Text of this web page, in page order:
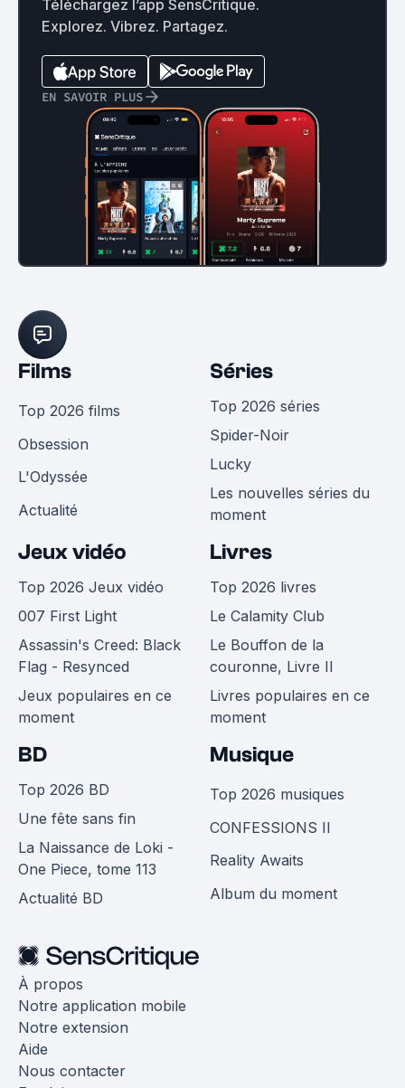
Téléchargez l’app SensCritique.
Explorez. Vibrez. Partagez.
EN SAVOIR PLUS
Films
Top 2026 films
Obsession
L'Odyssée
Actualité
Séries
Top 2026 séries
Spider-Noir
Lucky
Les nouvelles séries du
moment
Jeux vidéo
Top 2026 Jeux vidéo
007 First Light
Assassin's Creed: Black
Flag - Resynced
Jeux populaires en ce
moment
Livres
Top 2026 livres
Le Calamity Club
Le Bouffon de la
couronne, Livre II
Livres populaires en ce
moment
BD
Top 2026 BD
Une fête sans fin
La Naissance de Loki -
One Piece, tome 113
Actualité BD
Musique
Top 2026 musiques
CONFESSIONS II
Reality Awaits
Album du moment
À propos
Notre application mobile
Notre extension
Aide
Nous contacter